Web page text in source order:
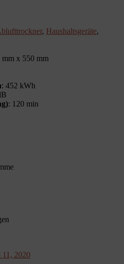
, Haushaltsgeräte,
x 550 mm
: 452 kWh
: 120 min
2020